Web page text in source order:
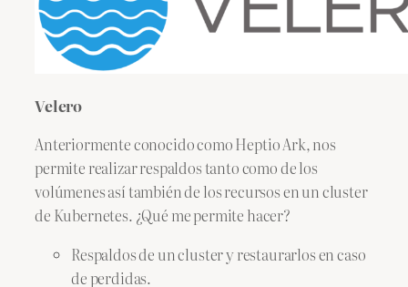
Velero
Anteriormente conocido como Heptio Ark, nos
permite realizar respaldos tanto como de los
volúmenes así también de los recursos en un cluster
de Kubernetes. ¿Qué me permite hacer?
Respaldos de un cluster y restaurarlos en caso
de perdidas.